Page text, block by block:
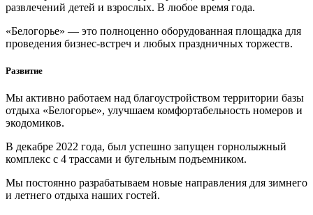
развлечений детей и взрослых. В любое время года.
«Белогорье» — это полноценно оборудованная площадка для
проведения бизнес-встреч и любых праздничных торжеств.
Развитие
Мы активно работаем над благоустройством территории базы
отдыха «Белогорье», улучшаем комфортабельность номеров и
экодомиков.
В декабре 2022 года, был успешно запущен горнолыжный
комплекс с 4 трассами и бугельным подъемником.
Мы постоянно разрабатываем новые направления для зимнего
и летнего отдыха наших гостей.